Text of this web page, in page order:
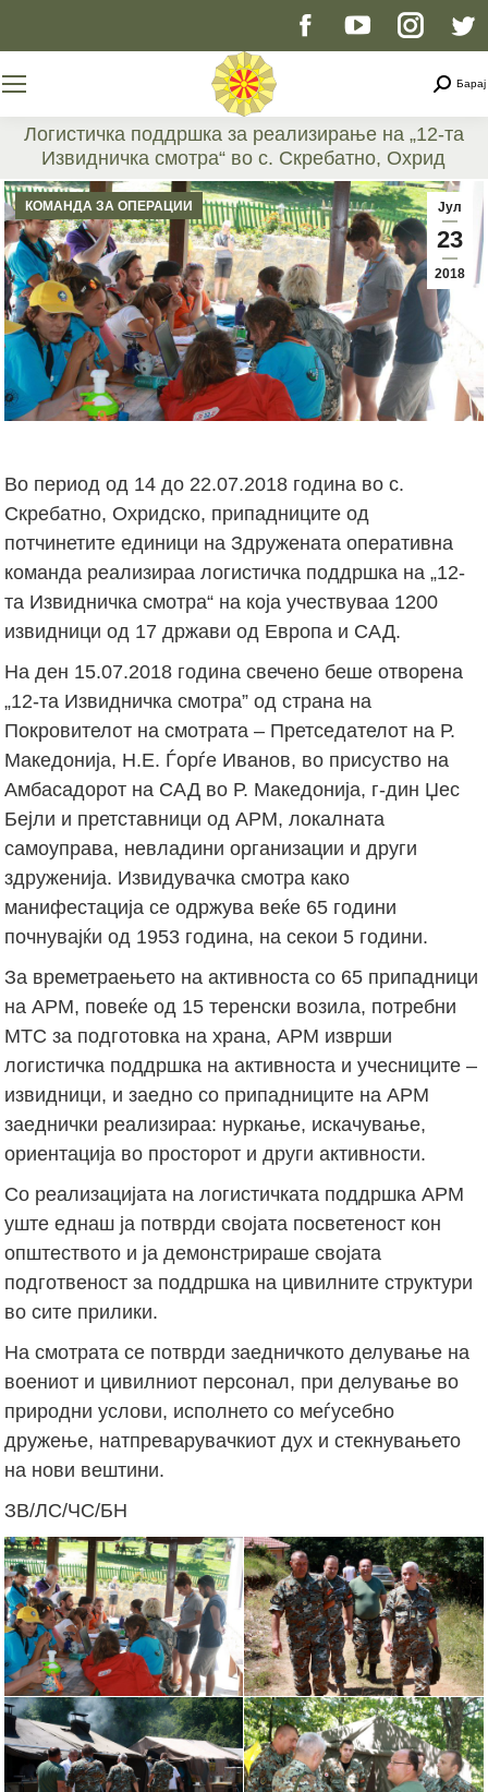
Facebook
opens
in
new
window
YouTube
opens
in
new
window
page
opens
in
new
window
Барај
Логистичка поддршка за реализирање на „12-та
Извидничка смотра“ во с. Скребатно, Охрид
You are here:
Јул
23
2018
КОМАНДА ЗА ОПЕРАЦИИ
Во период од 14 до 22.07.2018 година во с.
Скребатно, Охридско, припадниците од
потчинетите единици на Здружената оперативна
команда реализираа логистичка поддршка на „12-
та Извидничка смотра“ на која учествуваа 1200
извидници од 17 држави од Европа и САД.
На ден 15.07.2018 година свечено беше отворена
„12-та Извидничка смотра” од страна на
Покровителот на смотрата – Претседателот на Р.
Македонија, Н.Е. Ѓорѓе Иванов, во присуство на
Амбасадорот на САД во Р. Македонија, г-дин Џес
Бејли и претставници од АРМ, локалната
самоуправа, невладини организации и други
здруженија. Извидувачка смотра како
манифестација се одржува веќе 65 години
почнувајќи од 1953 година, на секои 5 години.
За времетраењето на активноста со 65 припадници
на АРМ, повеќе од 15 теренски возила, потребни
МТС за подготовка на храна, АРМ изврши
логистичка поддршка на активноста и учесниците –
извидници, и заедно со припадниците на АРМ
заеднички реализираа: нуркање, искачување,
ориентација во просторот и други активности.
Со реализацијата на логистичката поддршка АРМ
уште еднаш ја потврди својата посветеност кон
општеството и ја демонстрираше својата
подготвеност за поддршка на цивилните структури
во сите прилики.
На смотрата се потврди заедничкото делување на
воениот и цивилниот персонал, при делување во
природни услови, исполнето со меѓусебно
дружење, натпреварувачкиот дух и стекнувањето
на нови вештини.
ЗВ/ЛС/ЧС/БН